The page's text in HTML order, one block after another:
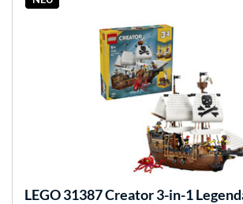
LEGO31387 Creator 3-in-1